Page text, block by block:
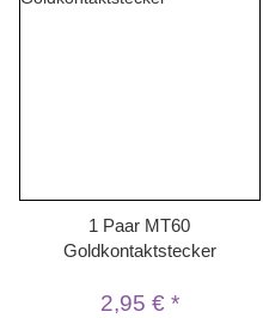
1 Paar MT60
Goldkontaktstecker
2,95 € *